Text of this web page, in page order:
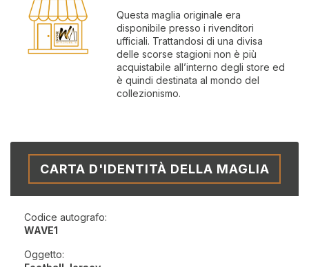
Questa maglia originale era
disponibile presso i rivenditori
ufficiali. Trattandosi di una divisa
delle scorse stagioni non è più
acquistabile all’interno degli store ed
è quindi destinata al mondo del
collezionismo.
CARTA D'IDENTITÀ DELLA MAGLIA
Codice autografo:
WAVE1
Oggetto: